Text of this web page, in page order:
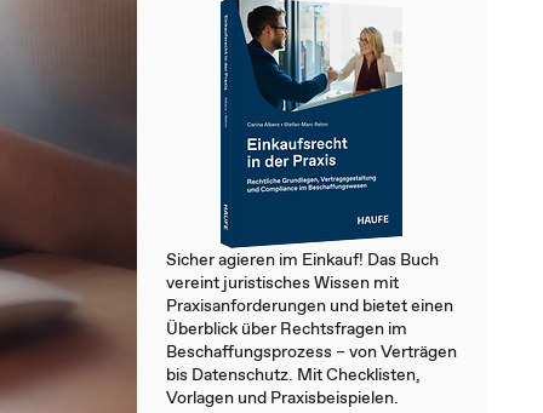
Sicher agieren im Einkauf! Das Buch
vereint juristisches Wissen mit
Praxisanforderungen und bietet einen
Überblick über Rechtsfragen im
Beschaffungsprozess – von Verträgen
bis Datenschutz. Mit Checklisten,
Vorlagen und Praxisbeispielen.